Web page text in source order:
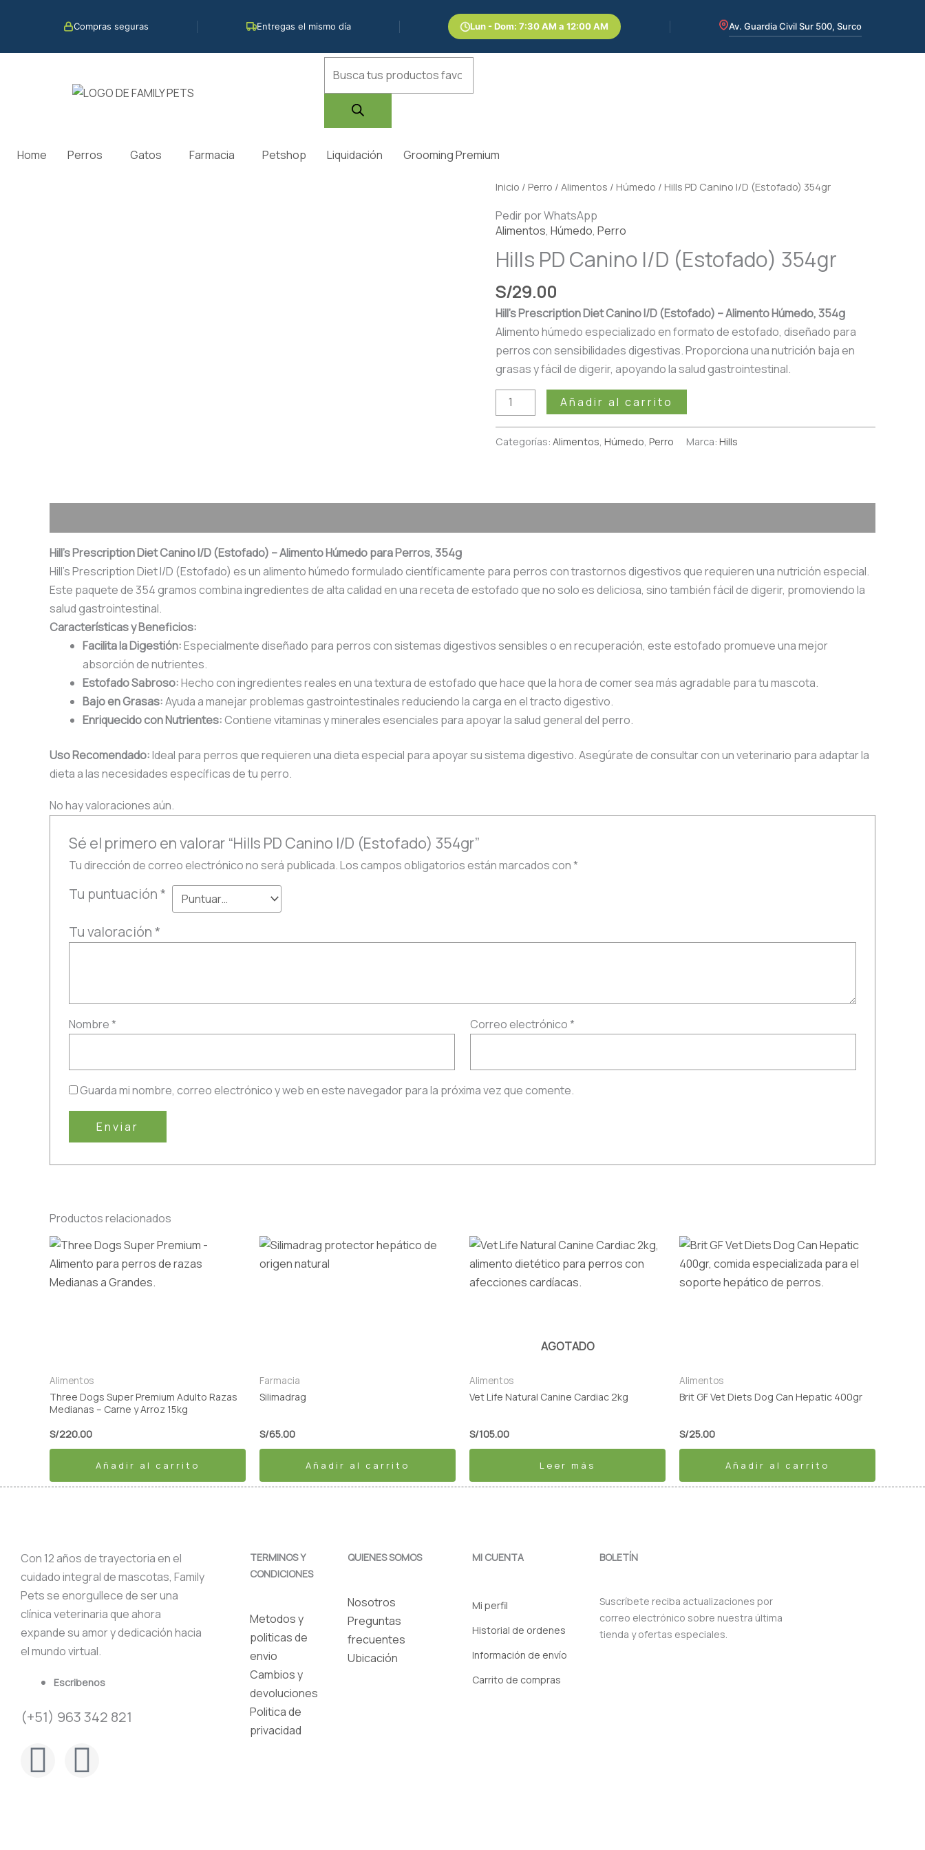
Compras seguras Entregas el mismo día Lun - Dom: 7:30 AM a 12:00 AM Av. Guardia Civil Sur 500, Surco
de
productos
Home Perros Gatos Farmacia Petshop Liquidación Grooming Premium
Inicio / Perro / Alimentos / Húmedo / Hills PD Canino I/D (Estofado) 354gr
Pedir por WhatsApp
Alimentos, Húmedo, Perro
Hills PD Canino I/D (Estofado) 354gr
S/29.00
Hill’s Prescription Diet Canino I/D (Estofado) – Alimento Húmedo, 354g
Alimento húmedo especializado en formato de estofado, diseñado para
perros con sensibilidades digestivas. Proporciona una nutrición baja en
grasas y fácil de digerir, apoyando la salud gastrointestinal.
Hills
Canino
(Estofado)
cantidad
Añadir al carrito
Categorías: Alimentos, Húmedo, Perro Marca: Hills
Hill’s Prescription Diet Canino I/D (Estofado) – Alimento Húmedo para Perros, 354g
Hill’s Prescription Diet I/D (Estofado) es un alimento húmedo formulado científicamente para perros con trastornos digestivos que requieren una nutrición especial.
Este paquete de 354 gramos combina ingredientes de alta calidad en una receta de estofado que no solo es deliciosa, sino también fácil de digerir, promoviendo la
salud gastrointestinal.
Características y Beneficios:
Facilita la Digestión:Especialmente diseñado para perros con sistemas digestivos sensibles o en recuperación, este estofado promueve una mejor
absorción de nutrientes.
Estofado Sabroso:Hecho con ingredientes reales en una textura de estofado que hace que la hora de comer sea más agradable para tu mascota.
Bajo en Grasas:Ayuda a manejar problemas gastrointestinales reduciendo la carga en el tracto digestivo.
Enriquecido con Nutrientes: Contiene vitaminas y minerales esenciales para apoyar la salud general del perro.
Uso Recomendado:Ideal para perros que requieren una dieta especial para apoyar su sistema digestivo. Asegúrate de consultar con un veterinario para adaptar la
dieta a las necesidades específicas de tu perro.
No hay valoraciones aún.
Sé el primero en valorar “Hills PD Canino I/D (Estofado) 354gr”
Tu dirección de correo electrónico no será publicada.Los campos obligatorios están marcados con*
Tu puntuación*
Tu valoración*
Nombre* Correo electrónico*
Guarda mi nombre, correo electrónico y web en este navegador para la próxima vez que comente.
Productos relacionados
Alimentos
Three Dogs Super Premium Adulto Razas
Medianas – Carne y Arroz 15kg
S/220.00
Añadir al carrito
Farmacia
Silimadrag
S/65.00
Añadir al carrito
AGOTADO
Alimentos
Vet Life Natural Canine Cardiac 2kg
S/105.00
Leer más
Alimentos
Brit GF Vet Diets Dog Can Hepatic 400gr
S/25.00
Añadir al carrito
Con 12 años de trayectoria en el
cuidado integral de mascotas, Family
Pets se enorgullece de ser una
clínica veterinaria que ahora
expande su amor y dedicación hacia
el mundo virtual.
Escribenos
(+51) 963 342 821
F I
TERMINOS Y
CONDICIONES
Metodos y
politicas de
envio
Cambios y
devoluciones
Politica de
privacidad
QUIENES SOMOS
Nosotros
Preguntas
frecuentes
Ubicación
MI CUENTA
Mi perfil
Historial de ordenes
Información de envío
Carrito de compras
BOLETÍN
Suscríbete reciba actualizaciones por
correo electrónico sobre nuestra última
tienda y ofertas especiales.